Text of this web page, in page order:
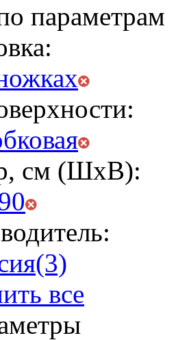
параметрам
см (ШхВ):
(3)
все